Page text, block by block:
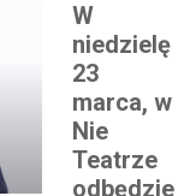
W
niedzielę
23
marca, w
Nie
Teatrze
odbędzie